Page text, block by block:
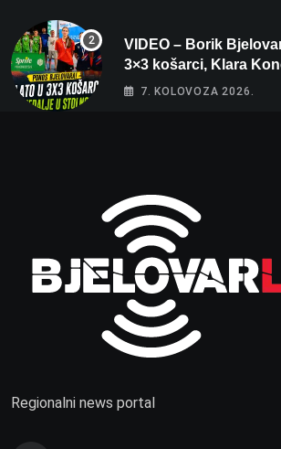
VIDEO – Borik
3×3 košarci, Klara
Hrvatske u stolnom
7. KOLOVOZA 2026.
Regionalni news portal